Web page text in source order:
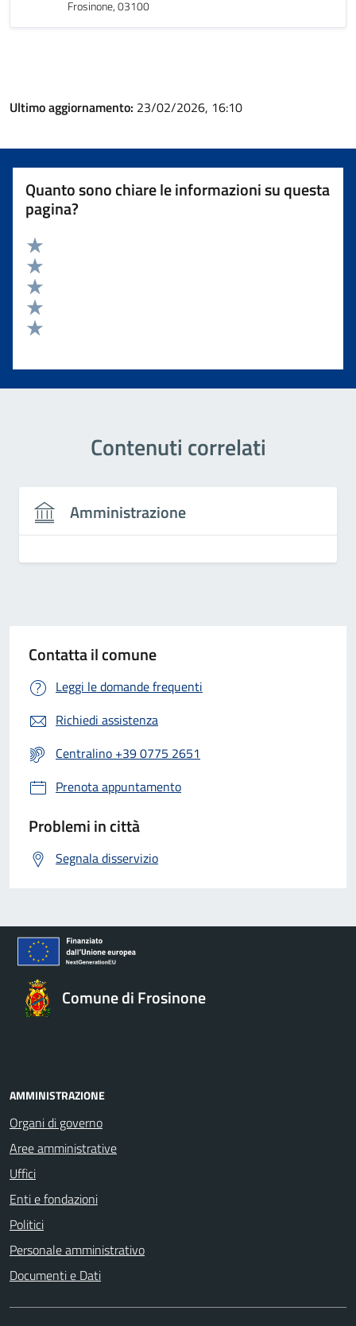
Frosinone, 03100
Ultimo aggiornamento: 23/02/2026, 16:10
Quanto sono chiare le informazioni su questa
pagina?
Valuta 5 stelle su 5
Valuta 4 stelle su 5
Valuta 3 stelle su 5
Valuta 2 stelle su 5
Contenuti correlati
Amministrazione
Contatta il comune
Leggi le domande frequenti
Richiedi assistenza
Centralino +39 0775 2651
Prenota appuntamento
Problemi in città
Segnala disservizio
Comune di Frosinone
AMMINISTRAZIONE
Organi di governo
Aree amministrative
Uffici
Enti e fondazioni
Politici
Personale amministrativo
Documenti e Dati